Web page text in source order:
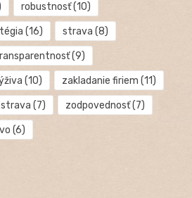
robustnosť(10)
(16) strava (8)
(9)
(10) zakladanie firiem (11)
(7) zodpovednosť(7)
(6)